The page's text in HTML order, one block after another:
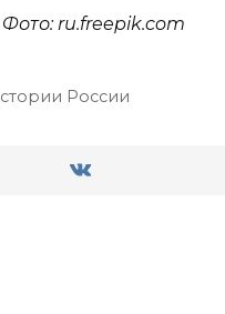
Фото: ru.freepik.com
России